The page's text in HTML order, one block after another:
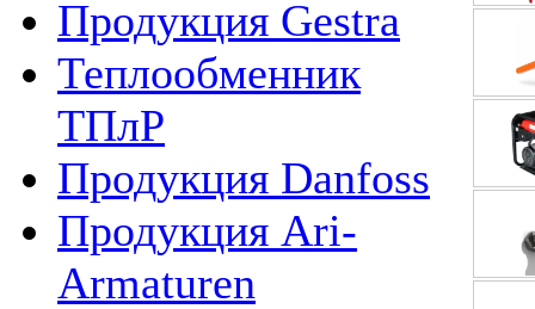
Продукция Gestra
Теплообменник
ТПлР
Продукция Danfoss
Продукция Ari-
Armaturen